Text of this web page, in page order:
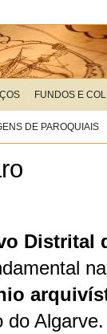
FUNDOS E
DE PAROQUIAIS
Distrital
do